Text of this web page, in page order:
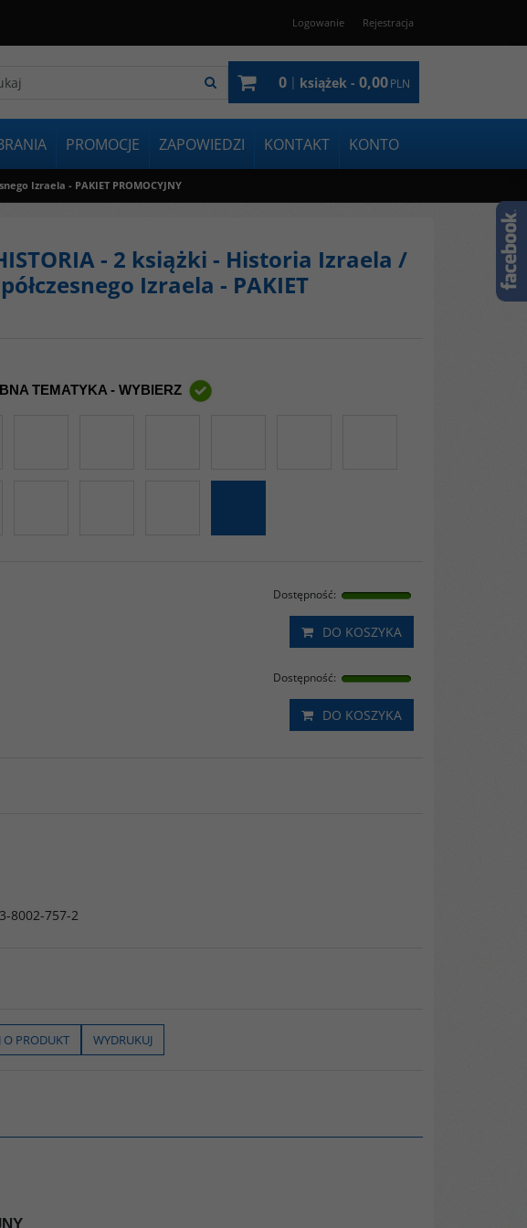
Logowanie Rejestracja
0 | książek - 0,00PLN
PROMOCJE ZAPOWIEDZI KONTAKT KONTO
Izraela - PAKIET PROMOCYJNY
- 2 książki - Historia Izraela /
Izraela - PAKIET
TEMATYKA - WYBIERZ
Dostępność:
DO KOSZYKA
Dostępność:
DO KOSZYKA
8002-757-2
O PRODUKT WYDRUKUJ